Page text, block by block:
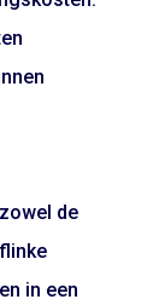
de
in een